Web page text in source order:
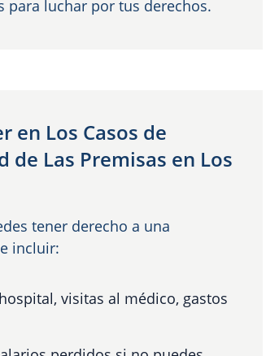
para luchar por tus derechos.
en Los Casos de
de Las Premisas en Los
tener derecho a una
incluir:
visitas al médico, gastos